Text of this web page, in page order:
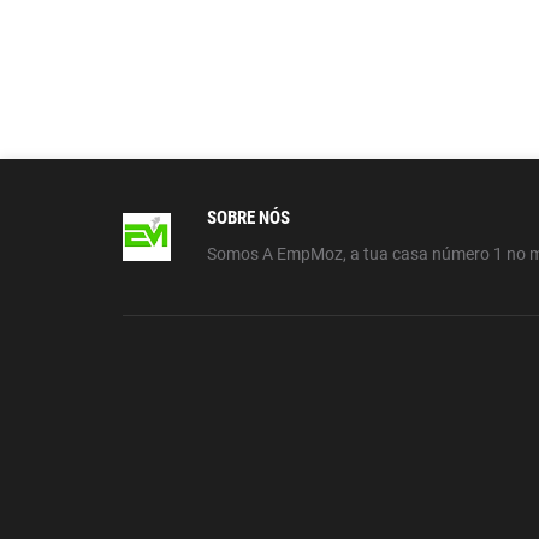
SOBRE NÓS
Somos A EmpMoz, a tua casa número 1 no